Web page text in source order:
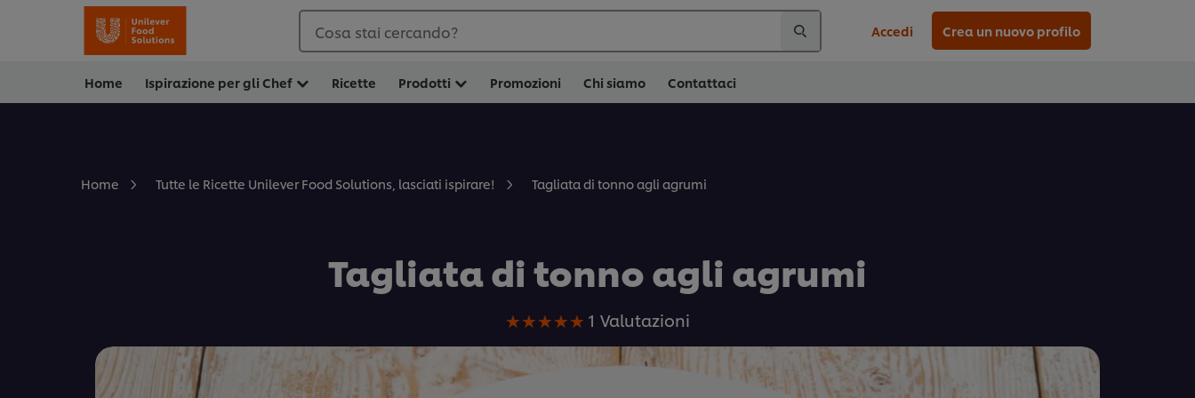
Cosa stai cercando? Accedi Crea un nuovo profilo
Home Ispirazione per gli Chef Ricette Prodotti Promozioni Chi siamo Contattaci
Home Tutte le Ricette Unilever Food Solutions, lasciati ispirare! Tagliata di tonno agli agrumi
Tagliata di tonno agli agrumi
La
valutazione
media
1 Valutazioni